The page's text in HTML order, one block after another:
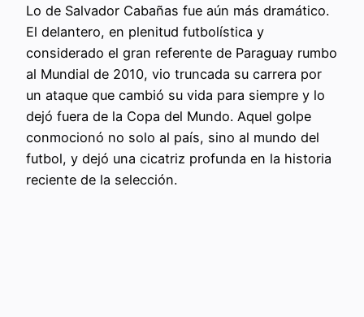
Lo de Salvador Cabañas fue aún más dramático.
El delantero, en plenitud futbolística y
considerado el gran referente de Paraguay rumbo
al Mundial de 2010, vio truncada su carrera por
un ataque que cambió su vida para siempre y lo
dejó fuera de la Copa del Mundo. Aquel golpe
conmocionó no solo al país, sino al mundo del
futbol, y dejó una cicatriz profunda en la historia
reciente de la selección.